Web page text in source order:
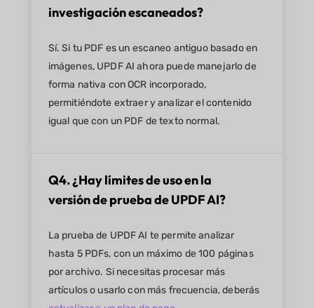
investigación escaneados?
Sí. Si tu PDF es un escaneo antiguo basado en
imágenes, UPDF AI ahora puede manejarlo de
forma nativa con OCR incorporado,
permitiéndote extraer y analizar el contenido
igual que con un PDF de texto normal.
Q4. ¿Hay límites de uso en la
versión de prueba de UPDF AI?
La prueba de UPDF AI te permite analizar
hasta 5 PDFs, con un máximo de 100 páginas
por archivo. Si necesitas procesar más
artículos o usarlo con más frecuencia, deberás